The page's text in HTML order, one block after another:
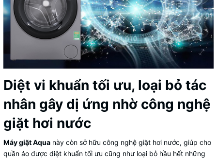
Diệt vi khuẩn tối ưu, loại bỏ tác
nhân gây dị ứng nhờ công nghệ
giặt hơi nước
Máy giặt Aqua này còn sở hữu công nghệ giặt hơi nước, giúp cho
quần áo được diệt khuẩn tối ưu cũng như loại bỏ hầu hết những